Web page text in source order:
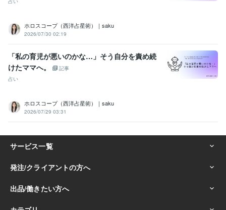
ホロスコープ（西洋占星術）｜saku
2026/07/30 02:19
「私の育児が悪いのかな…」そう自分を責め続
けたママへ。
記事
占い
ホロスコープ（西洋占星術）｜saku
2026/07/29 03:31